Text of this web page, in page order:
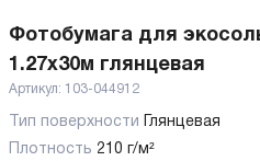
Фотобумага для
1.27x30м глянцевая
Артикул: 103-044912
Тип поверхности
Глянцевая
Плотность 210 г/м²